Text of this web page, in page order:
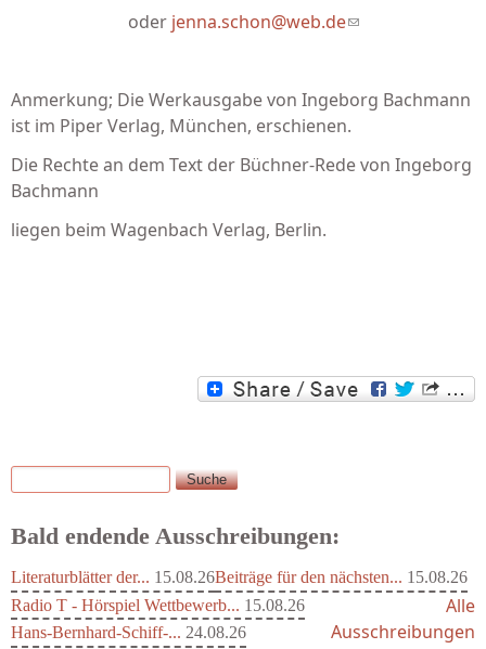
oder jenna.schon@web.de
Anmerkung; Die Werkausgabe von Ingeborg Bachmann
ist im Piper Verlag, München, erschienen.
Die Rechte an dem Text der Büchner-Rede von Ingeborg
Bachmann
liegen beim Wagenbach Verlag, Berlin.
Suchformular
Suche
Bald endende Ausschreibungen:
Literaturblätter der... 15.08.26Beiträge für den nächsten... 15.08.26
Radio T - Hörspiel Wettbewerb... 15.08.26
Hans-Bernhard-Schiff-... 24.08.26
Alle
Ausschreibungen